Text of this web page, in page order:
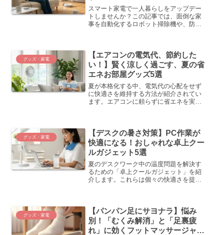
スマート家電で一人暮らしをアップデー
トしませんか？この記事では、面倒な家
事を自動化するロボット掃除機や、防犯
なたの毎日がもっと快適で豊かになりま
す。
グッズ・家電
【エアコンの電気代、節約した
い！】賢く涼しく過ごす、夏の省
エネお部屋グッズ5選
夏が本格化する中、電気代の心配をせず
に快適さを維持する方法が紹介されてい
ます。エアコンに頼らずに省エネを実現
減らし、温度設定を1℃上げるだけでも約
10%の節電が可能です。他にも、遮光カ
ーテンや冷感素材のファブリック、窓用
遮熱シートなどを活用することで、快適
な室内環境が整えられます。賢くアイテ
ムを組み合わせて、経済的かつ涼しく過
ごしましょう。
グッズ・家電
【デスクの暑さ対策】PC作業が
快適になる！おしゃれな卓上クー
ルガジェット5選
夏のデスクワーク中の温度問題を解決す
るための「卓上クールガジェット」を紹
介します。これらは個々の快適さを提供
おすすめアイテムで、快適な作業環境を
実現しましょう。
グッズ・家電
【パンパン足にサヨナラ】悩み
別！「むくみ解消」と「足裏疲
れ」に効くフットマッサージャー